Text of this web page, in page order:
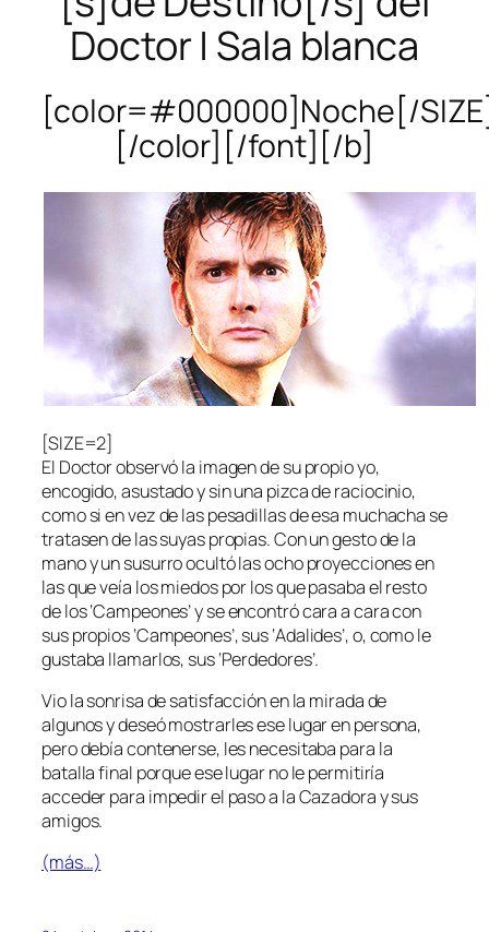
Doctor | Sala blanca
[color=#000000]Noche[/
[/color][/font][/b]
[SIZE=2]
El Doctor observó la imagen de su propio yo,
encogido, asustado y sin una pizca de raciocinio,
como si en vez de las pesadillas de esa muchacha se
tratasen de las suyas propias. Con un gesto de la
mano y un susurro ocultó las ocho proyecciones en
las que veía los miedos por los que pasaba el resto
de los ‘Campeones’ y se encontró cara a cara con
sus propios ‘Campeones’, sus ‘Adalides’, o, como le
gustaba llamarlos, sus ‘Perdedores’.
Vio la sonrisa de satisfacción en la mirada de
algunos y deseó mostrarles ese lugar en persona,
pero debía contenerse, les necesitaba para la
batalla final porque ese lugar no le permitiría
acceder para impedir el paso a la Cazadora y sus
amigos.
(más…)